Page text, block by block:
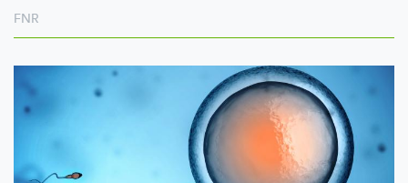
FNR